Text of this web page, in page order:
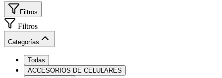
Filtros
Filtros
Categorías
Todas
ACCESORIOS DE CELULARES